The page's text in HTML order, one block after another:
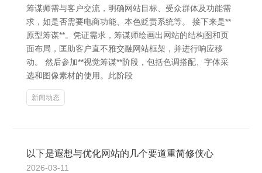
筹谋师需与客户交流，明确网站目标、受众群体及功能需
求，如是否需要电商功能、本色贬责系统等。 接下来是**
原型筹谋**。凭证需求，筹谋师绘画出网站的结构图和页
面布局，匡助客户直不雅交融网站框架，并进行响应移
动。 然后参加**视觉筹谋**阶段，包括色调搭配、字体采
选和图像素材的使用。此阶段
新闻动态
以下是遐想与优化网站的几个要道重简修侠心
2026-03-11